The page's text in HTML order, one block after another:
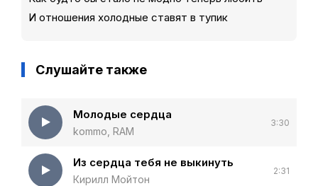
И отношения холодные ставят в тупик
Слушайте также
Молодые сердца
kommo, RAM
3:30
Из сердца тебя не выкинуть
Кирилл Мойтон
2:31